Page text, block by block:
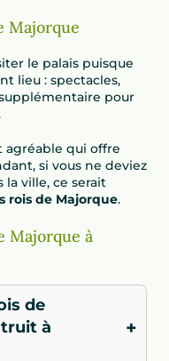
Majorque
le palais puisque
lieu : spectacles,
pour
agréable qui offre
si vous ne deviez
la ville, ce serait
rois de Majorque.
Majorque à
de
à
+